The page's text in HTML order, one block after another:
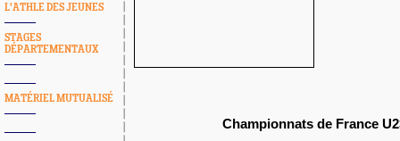
L'ATHLE DES JEUNES
STAGES
DÉPARTEMENTAUX
MATÉRIEL MUTUALISÉ
Championnats de France